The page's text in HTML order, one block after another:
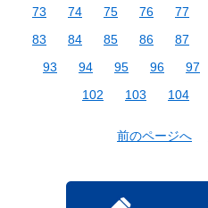
73
74 75 76 77
83
84 85 86 87
93
94 95 96 97
102
103 104
前のページへ